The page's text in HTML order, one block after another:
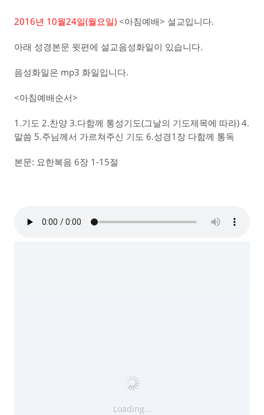
2016년 10월24일(월요일) <아침예배> 설교입니다.
아래 성경본문 윗편에 설교음성화일이 있습니다.
음성화일은 mp3 화일입니다.
<아침예배순서>
1.기도 2.찬양 3.다함께 통성기도(그날의 기도제목에 따라) 4.
말씀 5.주님께서 가르쳐주신 기도 6.성경1장 다함께 통독
본문: 요한복음 6장 1-15절
Loading...